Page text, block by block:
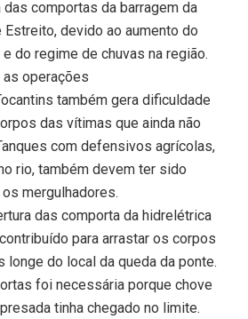
das comportas da barragem da
devido ao aumento do
do regime de chuvas na região.
as operações
também gera dificuldade
das vítimas que ainda não
com defensivos agrícolas,
rio, também devem ter sido
mergulhadores.
das comporta da hidrelétrica
para arrastar os corpos
longe do local da queda da ponte.
foi necessária porque chove
tinha chegado no limite.